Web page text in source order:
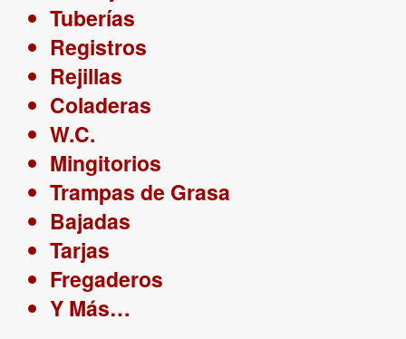
Tuberías
Registros
Rejillas
Coladeras
W.C.
Mingitorios
Trampas de Grasa
Bajadas
Tarjas
Fregaderos
Y Más…